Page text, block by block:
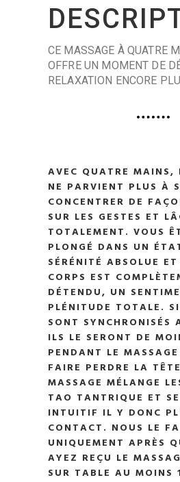
CE MASSAGE À QUATRE
OFFRE UN MOMENT DE
RELAXATION ENCORE
AVEC QUATRE MAINS,
NE PARVIENT PLUS À
CONCENTRER DE
SUR LES GESTES ET
TOTALEMENT. VOUS
PLONGÉ DANS UN
SÉRÉNITÉ ABSOLUE
CORPS EST
DÉTENDU, UN
PLÉNITUDE TOTALE.
SONT SYNCHRONISÉS
ILS LE SERONT DE
PENDANT LE
FAIRE PERDRE LA
MASSAGE MÉLANGE
TAO TANTRIQUE ET
INTUITIF IL Y DONC
CONTACT. NOUS LE
UNIQUEMENT APRÈS
AYEZ REÇU LE
SUR TABLE AU MOINS